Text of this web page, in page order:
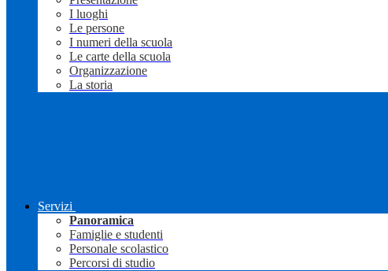
I luoghi
Le persone
I numeri della scuola
Le carte della scuola
Organizzazione
La storia
Servizi
Panoramica
Famiglie e studenti
Personale scolastico
Percorsi di studio